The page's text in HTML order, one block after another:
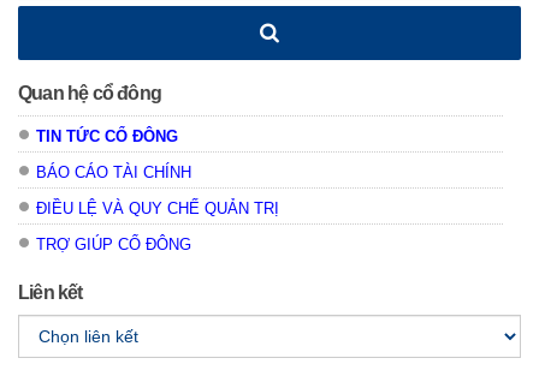
Quan hệ cổ đông
TIN TỨC CỔ ĐÔNG
BÁO CÁO TÀI CHÍNH
ĐIỀU LỆ VÀ QUY CHẾ QUẢN TRỊ
TRỢ GIÚP CỔ ĐÔNG
Liên kết